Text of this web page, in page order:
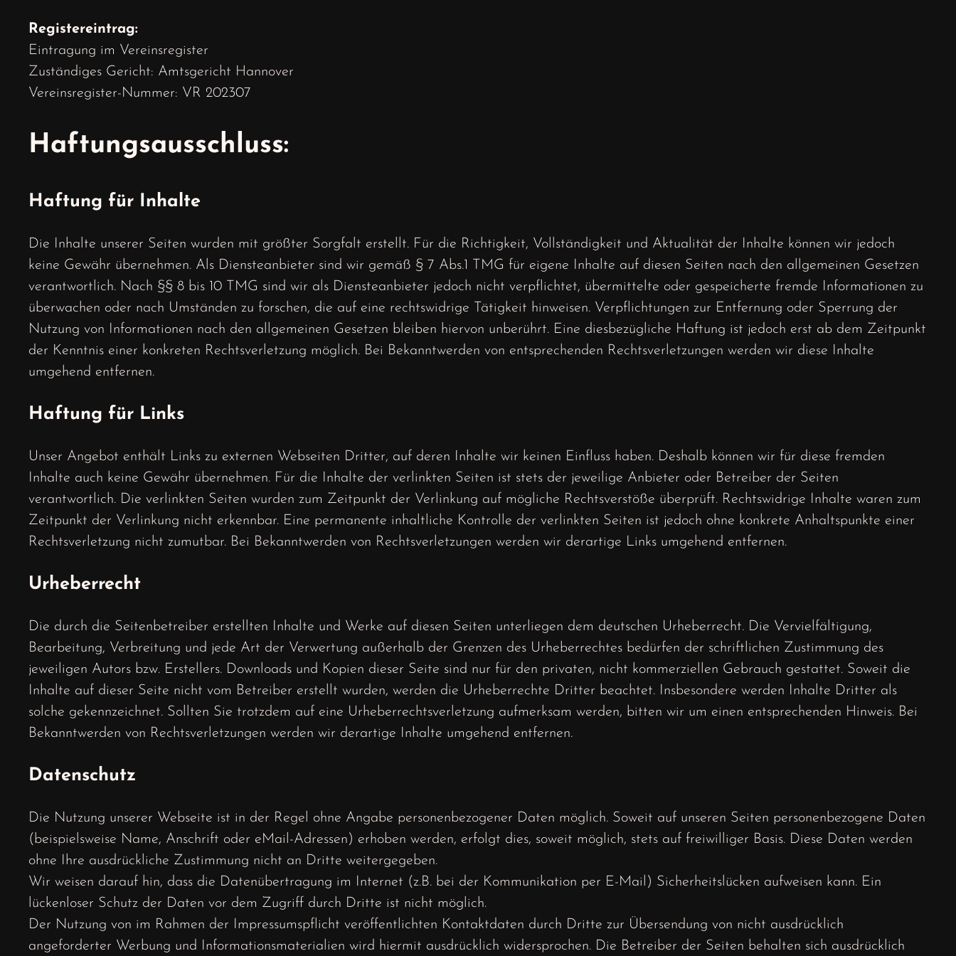
Registereintrag:
Eintragung im Vereinsregister
Zuständiges Gericht: Amtsgericht Hannover
Vereinsregister-Nummer: VR 202307
Haftungsausschluss:
Haftung für Inhalte
Die Inhalte unserer Seiten wurden mit größter Sorgfalt erstellt. Für die Richtigkeit, Vollständigkeit und Aktualität der Inhalte können wir jedoch
keine Gewähr übernehmen. Als Diensteanbieter sind wir gemäß § 7 Abs.1 TMG für eigene Inhalte auf diesen Seiten nach den allgemeinen Gesetzen
verantwortlich. Nach §§ 8 bis 10 TMG sind wir als Diensteanbieter jedoch nicht verpflichtet, übermittelte oder gespeicherte fremde Informationen zu
überwachen oder nach Umständen zu forschen, die auf eine rechtswidrige Tätigkeit hinweisen. Verpflichtungen zur Entfernung oder Sperrung der
Nutzung von Informationen nach den allgemeinen Gesetzen bleiben hiervon unberührt. Eine diesbezügliche Haftung ist jedoch erst ab dem Zeitpunkt
der Kenntnis einer konkreten Rechtsverletzung möglich. Bei Bekanntwerden von entsprechenden Rechtsverletzungen werden wir diese Inhalte
umgehend entfernen.
Haftung für Links
Unser Angebot enthält Links zu externen Webseiten Dritter, auf deren Inhalte wir keinen Einfluss haben. Deshalb können wir für diese fremden
Inhalte auch keine Gewähr übernehmen. Für die Inhalte der verlinkten Seiten ist stets der jeweilige Anbieter oder Betreiber der Seiten
verantwortlich. Die verlinkten Seiten wurden zum Zeitpunkt der Verlinkung auf mögliche Rechtsverstöße überprüft. Rechtswidrige Inhalte waren zum
Zeitpunkt der Verlinkung nicht erkennbar. Eine permanente inhaltliche Kontrolle der verlinkten Seiten ist jedoch ohne konkrete Anhaltspunkte einer
Rechtsverletzung nicht zumutbar. Bei Bekanntwerden von Rechtsverletzungen werden wir derartige Links umgehend entfernen.
Urheberrecht
Die durch die Seitenbetreiber erstellten Inhalte und Werke auf diesen Seiten unterliegen dem deutschen Urheberrecht. Die Vervielfältigung,
Bearbeitung, Verbreitung und jede Art der Verwertung außerhalb der Grenzen des Urheberrechtes bedürfen der schriftlichen Zustimmung des
jeweiligen Autors bzw. Erstellers. Downloads und Kopien dieser Seite sind nur für den privaten, nicht kommerziellen Gebrauch gestattet. Soweit die
Inhalte auf dieser Seite nicht vom Betreiber erstellt wurden, werden die Urheberrechte Dritter beachtet. Insbesondere werden Inhalte Dritter als
solche gekennzeichnet. Sollten Sie trotzdem auf eine Urheberrechtsverletzung aufmerksam werden, bitten wir um einen entsprechenden Hinweis. Bei
Bekanntwerden von Rechtsverletzungen werden wir derartige Inhalte umgehend entfernen.
Datenschutz
Die Nutzung unserer Webseite ist in der Regel ohne Angabe personenbezogener Daten möglich. Soweit auf unseren Seiten personenbezogene Daten
(beispielsweise Name, Anschrift oder eMail-Adressen) erhoben werden, erfolgt dies, soweit möglich, stets auf freiwilliger Basis. Diese Daten werden
ohne Ihre ausdrückliche Zustimmung nicht an Dritte weitergegeben.
Wir weisen darauf hin, dass die Datenübertragung im Internet (z.B. bei der Kommunikation per E-Mail) Sicherheitslücken aufweisen kann. Ein
lückenloser Schutz der Daten vor dem Zugriff durch Dritte ist nicht möglich.
Der Nutzung von im Rahmen der Impressumspflicht veröffentlichten Kontaktdaten durch Dritte zur Übersendung von nicht ausdrücklich
angeforderter Werbung und Informationsmaterialien wird hiermit ausdrücklich widersprochen. Die Betreiber der Seiten behalten sich ausdrücklich